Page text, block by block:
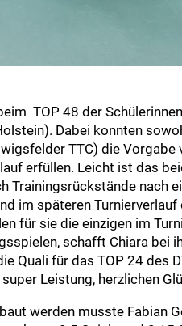
TOP 48 der
Dabei konnten
TTC) die Vorgabe
erfüllen. Leicht ist das
Trainingsrückstände nach
im späteren
für sie die einzigen im
schafft Chiara bei
Quali für das TOP 24 des
Leistung, herzlichen
werden musste Fabian